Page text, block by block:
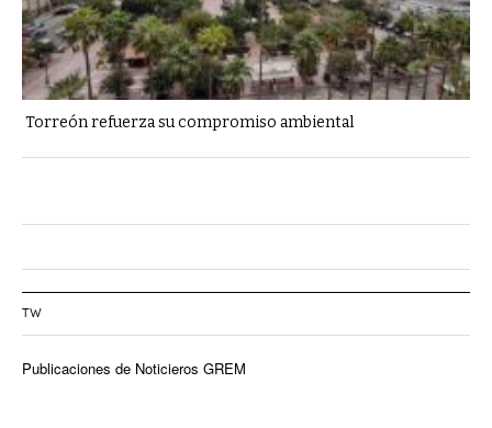
Torreón refuerza su compromiso ambiental
TW
Publicaciones de Noticieros GREM